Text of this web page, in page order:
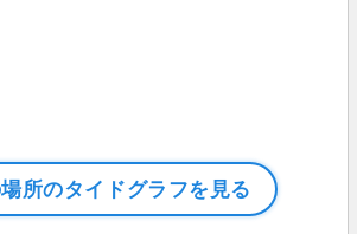
所のタイドグラフを見る